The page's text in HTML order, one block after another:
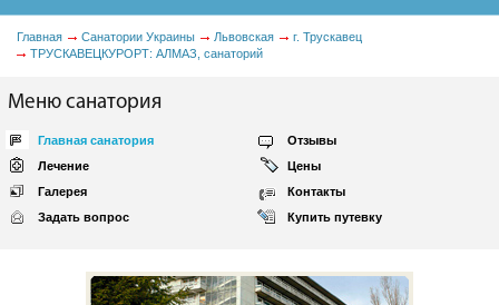
Главная Санатории Украины Львовская
г. Трускавец
ТРУСКАВЕЦКУРОРТ: АЛМАЗ, санаторий
Меню санатория
Главная санатория
Отзывы
Лечение
Цены
Галерея
Контакты
Задать вопрос
Купить путевку